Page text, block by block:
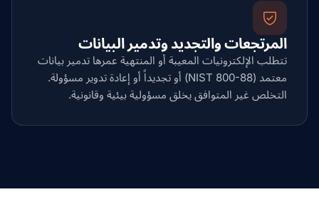
المرتجعات والتجديد وتدمير البيانات
تتطلب الإلكترونيات المعيبة أو المنتهية عمرها تدمير بيانات
معتمد (NIST 800-88) أو تجديداً أو إعادة تدوير مسؤولة.
التخلص غير المتوافق يخلق مسؤولية بيئية وقانونية.